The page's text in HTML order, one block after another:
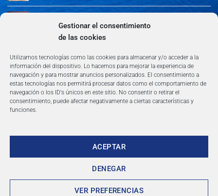
Gestionar el consentimiento
de las cookies
Utilizamos tecnologías como las cookies para almacenar y/o acceder a la
información del dispositivo. Lo hacemos para mejorar la experiencia de
navegación y para mostrar anuncios personalizados. El consentimiento a
estas tecnologías nos permitirá procesar datos como el comportamiento de
navegación o los ID's únicos en este sitio. No consentir o retirar el
consentimiento, puede afectar negativamente a ciertas características y
funciones.
ACEPTAR
DENEGAR
VER PREFERENCIAS
Guía de Madrid: Arte, Cultura, Gastronomía y
Entretenimiento
Copyright 2026 ©360group.es